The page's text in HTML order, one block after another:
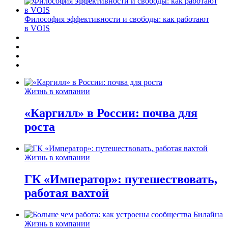
Философия эффективности и свободы: как работают
в VOIS
Жизнь в компании
«Каргилл» в России: почва для
роста
Жизнь в компании
ГК «Император»: путешествовать,
работая вахтой
Жизнь в компании